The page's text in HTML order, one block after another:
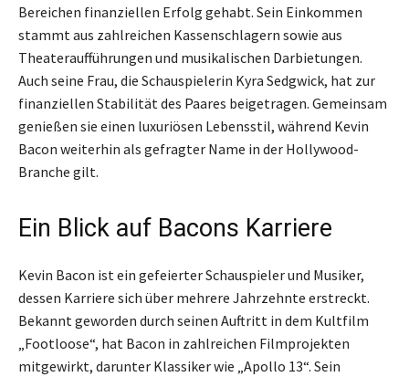
Bereichen finanziellen Erfolg gehabt. Sein Einkommen
stammt aus zahlreichen Kassenschlagern sowie aus
Theateraufführungen und musikalischen Darbietungen.
Auch seine Frau, die Schauspielerin Kyra Sedgwick, hat zur
finanziellen Stabilität des Paares beigetragen. Gemeinsam
genießen sie einen luxuriösen Lebensstil, während Kevin
Bacon weiterhin als gefragter Name in der Hollywood-
Branche gilt.
Ein Blick auf Bacons Karriere
Kevin Bacon ist ein gefeierter Schauspieler und Musiker,
dessen Karriere sich über mehrere Jahrzehnte erstreckt.
Bekannt geworden durch seinen Auftritt in dem Kultfilm
„Footloose“, hat Bacon in zahlreichen Filmprojekten
mitgewirkt, darunter Klassiker wie „Apollo 13“. Sein